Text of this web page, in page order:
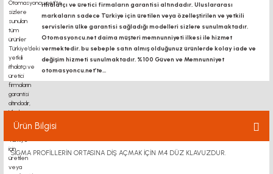
ithalatçı ve üretici firmaların garantisi altındadır, Uluslararası
markaların sadece Türkiye için üretilen veya özelleştirilen ve yetkili
servislerin ülke garantisi sağladığı modelleri sizlere sunulmaktadır.
Otomasyoncu.net daima müşteri memnunniyeti ilkesi ile hizmet
vermektedir. bu sebeple satın almış olduğunuz ürünlerde kolay iade ve
değişim hizmeti sunulmaktadır. %100 Güven ve Memnunniyet
otomasyoncu.net’te...
Ürün Bilgisi
SİGMA PROFİLLERİN ORTASINA DİŞ AÇMAK İÇİN M4 DÜZ KLAVUZDUR.